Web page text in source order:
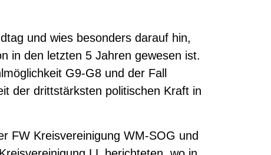
und wies besonders darauf hin,
in den letzten 5 Jahren gewesen ist.
G9-G8 und der Fall
der drittstärksten politischen Kraft in
FW Kreisvereinigung WM-SOG und